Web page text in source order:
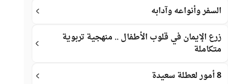
السفر وأنواعه وآدابه
زرع الإيمان في قلوب الأطفال .. منهجية تربوية
متكاملة
8 أمور لعطلة سعيدة